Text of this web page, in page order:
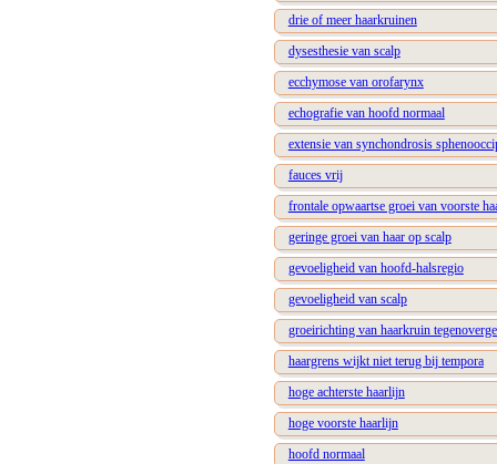
drie of meer haarkruinen
dysesthesie van scalp
ecchymose van orofarynx
echografie van hoofd normaal
extensie van synchondrosis
fauces vrij
frontale opwaartse groei van voorste
geringe groei van haar op scalp
gevoeligheid van hoofd-halsregio
gevoeligheid van scalp
groeirichting van haarkruin
haargrens wijkt niet terug bij tempora
hoge achterste haarlijn
hoge voorste haarlijn
hoofd normaal